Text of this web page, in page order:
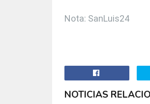
Nota: SanLuis24
NOTICIAS